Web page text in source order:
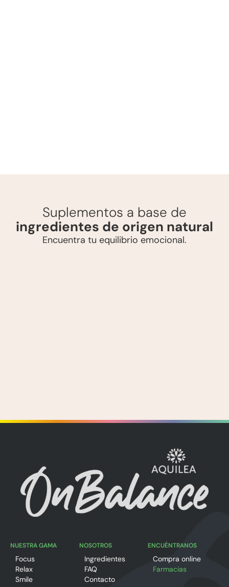
Suplementos a base de
ingredientes de origen natural
Encuentra tu equilibrio emocional.
NUESTRA GAMA
Focus
Relax
Smile
NOSOTROS
Ingredientes
FAQ
Contacto
ENCUÉNTRANOS
Compra online
Farmacias